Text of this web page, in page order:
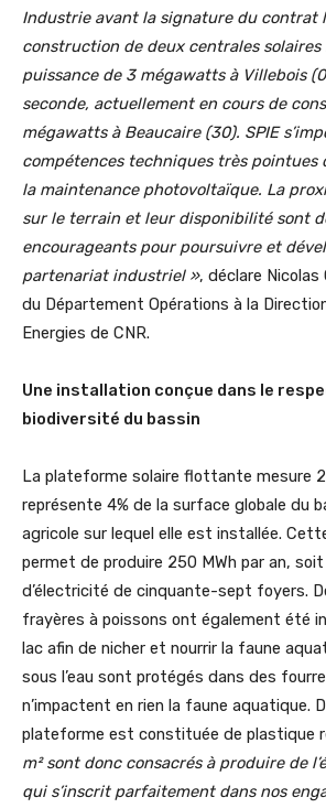
Industrie avant la signature du contrat
construction de deux centrales solaires
puissance de 3 mégawatts à Villebois
seconde, actuellement en cours de
mégawatts à Beaucaire (30). SPIE
compétences techniques très pointues
la maintenance photovoltaïque. La
sur le terrain et leur disponibilité sont
encourageants pour poursuivre et
partenariat industriel », déclare Nicolas
du Département Opérations à la
Energies de CNR.
Une installation conçue dans le
biodiversité du bassin
La plateforme solaire flottante mesure
représente 4% de la surface globale du
agricole sur lequel elle est installée.
permet de produire 250 MWh par an,
d’électricité de cinquante-sept foyers.
frayères à poissons ont également été
lac afin de nicher et nourrir la faune
sous l’eau sont protégés dans des
n’impactent en rien la faune aquatique.
plateforme est constituée de plastique
m² sont donc consacrés à produire de
qui s’inscrit parfaitement dans nos